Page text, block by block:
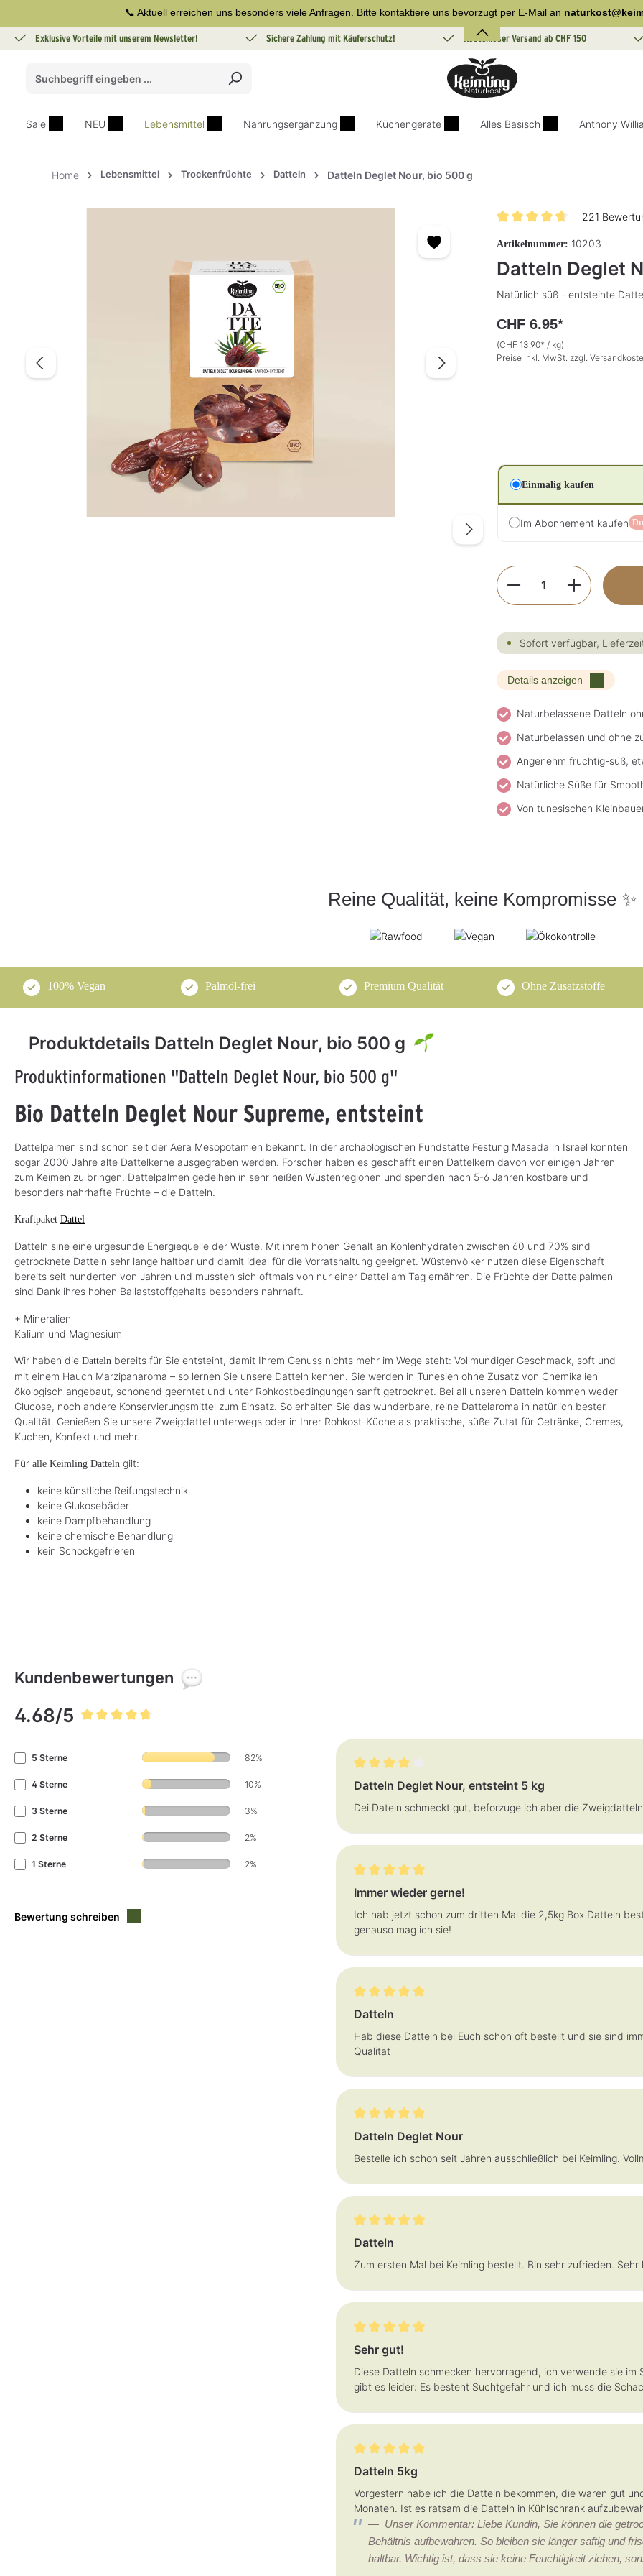
Zur Hauptnavigation springen📞 Aktuell erreichen uns besonders viele Anfragen. Bitte kontaktiere uns bevorzugt per E-Mail an
Exklusive Vorteile mit unserem Newsletter! Sichere Zahlung mit Käuferschutz! Kostenloser Versand ab CHF 150
Sale NEU Lebensmittel Nahrungsergänzung Küchengeräte Alles Basisch Anthony
Home Lebensmittel Trockenfrüchte Datteln Datteln Deglet Nour, bio 500 g
221
Artikelnummer: 10203
Datteln Deglet
Natürlich süß - entsteinte
CHF 6.95*
(CHF 13.90* / kg)
Preise inkl. MwSt. zzgl.
Einmalig kaufen
Im Abonnement kaufen
Produkt Anzahl:
Sofort verfügbar,
Details anzeigen
Naturbelassene Datteln
Naturbelassen und ohne
Angenehm fruchtig-süß,
Natürliche Süße für
Von tunesischen
Reine Qualität, keine Kompromisse ✨
100% Vegan Palmöl-frei Premium Qualität Ohne Zusatzstoffe
Produktdetails Datteln Deglet Nour, bio 500 g
Produktinformationen "Datteln Deglet Nour, bio 500 g"
Bio Datteln Deglet Nour Supreme, entsteint
Dattelpalmen sind schon seit der Aera Mesopotamien bekannt. In der archäologischen Fundstätte Festung Masada in Israel konnten
sogar 2000 Jahre alte Dattelkerne ausgegraben werden. Forscher haben es geschafft einen Dattelkern davon vor einigen Jahren
zum Keimen zu bringen. Dattelpalmen gedeihen in sehr heißen Wüstenregionen und spenden nach 5-6 Jahren kostbare und
besonders nahrhafte Früchte – die Datteln.
Kraftpaket Dattel
Datteln sine eine urgesunde Energiequelle der Wüste. Mit ihrem hohen Gehalt an Kohlenhydraten zwischen 60 und 70% sind
getrocknete Datteln sehr lange haltbar und damit ideal für die Vorratshaltung geeignet. Wüstenvölker nutzen diese Eigenschaft
bereits seit hunderten von Jahren und mussten sich oftmals von nur einer Dattel am Tag ernähren. Die Früchte der Dattelpalmen
sind Dank ihres hohen Ballaststoffgehalts besonders nahrhaft.
+ Mineralien
Kalium und Magnesium
Wir haben die Datteln bereits für Sie entsteint, damit Ihrem Genuss nichts mehr im Wege steht: Vollmundiger Geschmack, soft und
mit einem Hauch Marzipanaroma – so lernen Sie unsere Datteln kennen. Sie werden in Tunesien ohne Zusatz von Chemikalien
ökologisch angebaut, schonend geerntet und unter Rohkostbedingungen sanft getrocknet. Bei all unseren Datteln kommen weder
Glucose, noch andere Konservierungsmittel zum Einsatz. So erhalten Sie das wunderbare, reine Dattelaroma in natürlich bester
Qualität. Genießen Sie unsere Zweigdattel unterwegs oder in Ihrer Rohkost-Küche als praktische, süße Zutat für Getränke, Cremes,
Kuchen, Konfekt und mehr.
Für alle Keimling Datteln gilt:
keine künstliche Reifungstechnik
keine Glukosebäder
keine Dampfbehandlung
keine chemische Behandlung
kein Schockgefrieren
Kundenbewertungen
4.68/5
5 Sterne 82%
4 Sterne 10%
3 Sterne 3%
2 Sterne 2%
1 Sterne 2%
Bewertung schreiben
Bewertung mit 4 von 5 Sternen
Datteln Deglet Nour, entsteint 5 kg
Dei Dateln schmeckt gut, beforzuge ich aber die
Bewertung mit 5 von 5 Sternen
Immer wieder gerne!
Ich hab jetzt schon zum dritten Mal die 2,5kg Box Datteln
genauso mag ich sie!
Bewertung mit 5 von 5 Sternen
Datteln
Hab diese Datteln bei Euch schon oft bestellt und sie sind
Qualität
Bewertung mit 5 von 5 Sternen
Datteln Deglet Nour
Bestelle ich schon seit Jahren ausschließlich bei Keimling.
Bewertung mit 5 von 5 Sternen
Datteln
Zum ersten Mal bei Keimling bestellt. Bin sehr zufrieden. Sehr
Bewertung mit 5 von 5 Sternen
Sehr gut!
Diese Datteln schmecken hervorragend, ich verwende sie
gibt es leider: Es besteht Suchtgefahr und ich muss die
Bewertung mit 5 von 5 Sternen
Datteln 5kg
Vorgestern habe ich die Datteln bekommen, die waren gut
Monaten. Ist es ratsam die Datteln in Kühlschrank
Unser Kommentar: Liebe Kundin, Sie können die
Behältnis aufbewahren. So bleiben sie länger saftig und
haltbar. Wichtig ist, dass sie keine Feuchtigkeit ziehen,